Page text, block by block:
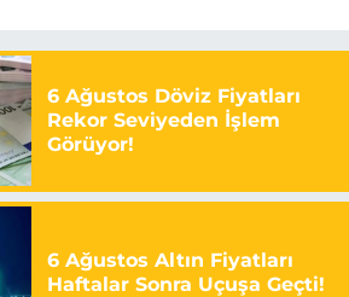
6 Ağustos Döviz Fiyatları
Rekor Seviyeden İşlem
Görüyor!
6 Ağustos Altın Fiyatları
Haftalar Sonra Uçuşa Geçti!